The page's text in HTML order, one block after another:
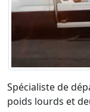
Spécialiste de
poids lourds et